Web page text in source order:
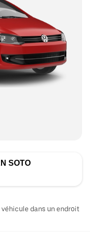
SOTO
dans un endroit